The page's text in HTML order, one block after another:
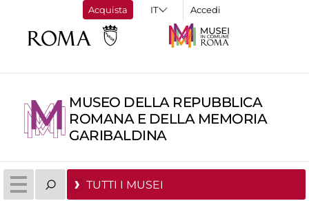
Acquista Accedi
MUSEO DELLA REPUBBLICA
ROMANA E DELLA MEMORIA
GARIBALDINA
TUTTI I MUSEI